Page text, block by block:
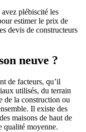
plébiscité les
estimer le prix de
devis de constructeurs
neuve ?
de facteurs, qu’il
utilisés, du terrain
de la construction ou
Il existe des
maisons de haut de
qualité moyenne.